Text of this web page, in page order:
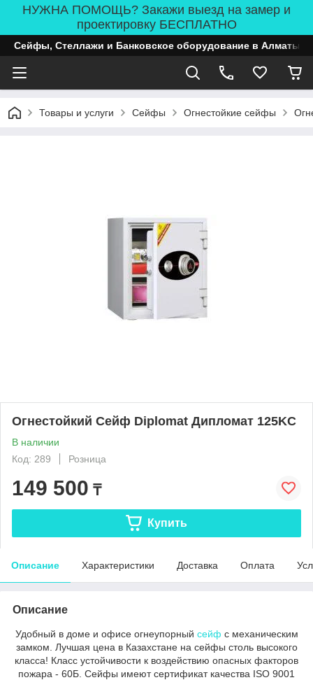
НУЖНА ПОМОЩЬ? Закажи выезд на замер и
проектировку БЕСПЛАТНО
Сейфы, Стеллажи и Банковское оборудование в Алматы
Товары и услуги Сейфы Огнестойкие сейфы
Огнестойкий Сейф Diplomat Дипломат 125KC
В наличии
Код: 289
Розница
149 500 ₸
Купить
Описание Характеристики Доставка Оплата
Описание
Удобный в доме и офисе огнеупорный сейф с механическим
замком. Лучшая цена в Казахстане на сейфы столь высокого
класса! Класс устойчивости к воздействию опасных факторов
пожара - 60Б. Сейфы имеют сертификат качества ISO 9001